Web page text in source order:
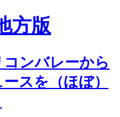
方版
ンバレーから
スを（ほぼ）